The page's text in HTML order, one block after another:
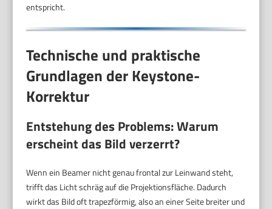
entspricht.
Technische und praktische
Grundlagen der Keystone-
Korrektur
Entstehung des Problems: Warum
erscheint das Bild verzerrt?
Wenn ein Beamer nicht genau frontal zur Leinwand steht,
trifft das Licht schräg auf die Projektionsfläche. Dadurch
wirkt das Bild oft trapezförmig, also an einer Seite breiter und